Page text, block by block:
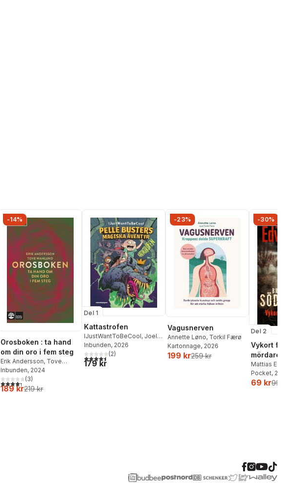
-14%
Orosboken : ta hand
om din oro i fem steg
Erik Andersson, Tove
Wahlund
Inbunden, 2024
4,3utav 5 stjärnor. Totalt antal röster:
(3)
189 kr219 kr
Del 1
Kattastrofen
IJustWantToBeCool, Joel
Adolphson,Emil Ejdemo
Beer,Victor Beer
Inbunden, 2026
4,5utav 5 stjärnor. Totalt antal röster:
(2)
179 kr
-23%
Vagusnerven
Annette Løno, Torkil Færø
Kartonnage, 2026
199 kr259 kr
-30%
Del 2
Vykort från en
mördare
Mattias
Pocket, 2026
69 kr99 kr